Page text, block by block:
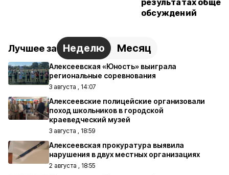
результатах
обсуждений
Лучшее за Неделю Месяц
Алексеевская «Юность» выиграла
региональные соревнования
3 августа , 14:07
Алексеевские полицейские организовали
поход школьников в городской
краеведческий музей
3 августа , 18:59
Алексеевская прокуратура выявила
нарушения в двух местных организациях
2 августа , 18:55